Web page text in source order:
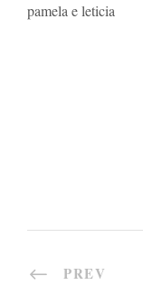
pamela e leticia
PREV